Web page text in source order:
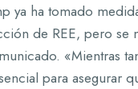
ya ha tomado
de REE, pero se
«Mientras
para asegurar